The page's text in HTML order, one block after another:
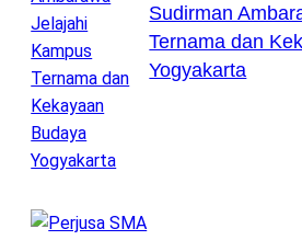
Sudirman
Ternama dan
Yogyakarta